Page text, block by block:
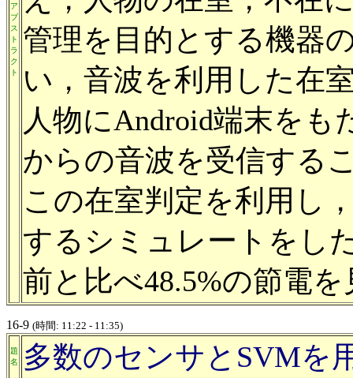
ア
ブ
ス
ト
ラ
ク
ト
管理を目的とする機器
い，音波を利用した在
人物にAndroid端末を
からの音波を受信する
この在室判定を利用し
するシミュレートをし
前と比べ48.5%の節電
16-9 (時間: 11:22 - 11:35)
題
名
多数のセンサとSVMを